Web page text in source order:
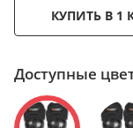
КУПИТЬ В 1
Доступные